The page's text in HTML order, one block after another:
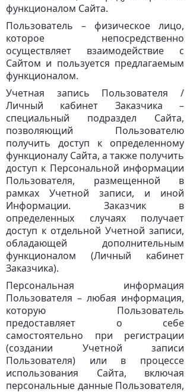
функционалом Сайта.
Пользователь – физическое лицо,
которое непосредственно
осуществляет взаимодействие с
Сайтом и пользуется предлагаемым
функционалом.
Учетная запись Пользователя /
Личный кабинет Заказчика –
специальный подраздел Сайта,
позволяющий Пользователю
получить доступ к определенному
функционалу Сайта, а также получить
доступ к Персональной информации
Пользователя, размещенной в
рамках Учетной записи, и иной
Информации. Заказчик в
определенных случаях получает
доступ к отдельной Учетной записи,
обладающей дополнительным
функционалом (Личный кабинет
Заказчика).
Персональная информация
Пользователя – любая информация,
которую Пользователь
предоставляет о себе
самостоятельно при регистрации
(создании Учетной записи
Пользователя) или в процессе
использования Сайта, включая
персональные данные Пользователя,